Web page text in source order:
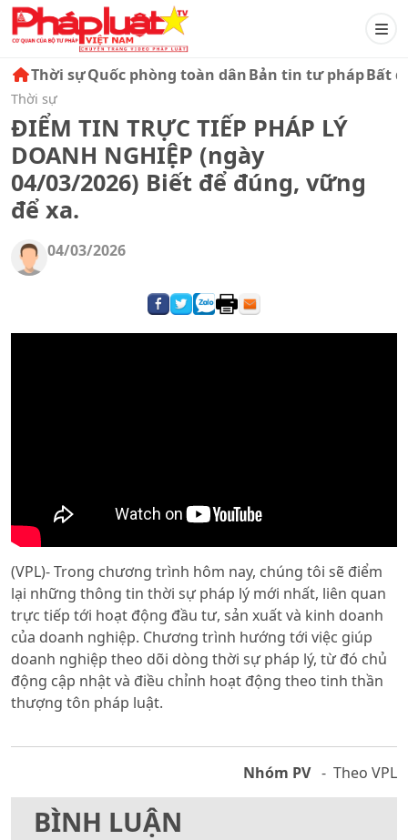
Thời sựQuốc phòng toàn dânBản tin tư phápBất
Thời sự
ĐIỂM TIN TRỰC TIẾP PHÁP LÝ
DOANH NGHIỆP (ngày
04/03/2026) Biết để đúng, vững
để xa.
04/03/2026
(VPL)- Trong chương trình hôm nay, chúng tôi sẽ điểm
lại những thông tin thời sự pháp lý mới nhất, liên quan
trực tiếp tới hoạt động đầu tư, sản xuất và kinh doanh
của doanh nghiệp. Chương trình hướng tới việc giúp
doanh nghiệp theo dõi dòng thời sự pháp lý, từ đó chủ
động cập nhật và điều chỉnh hoạt động theo tinh thần
thượng tôn pháp luật.
Nhóm PV - Theo VPL
BÌNH LUẬN